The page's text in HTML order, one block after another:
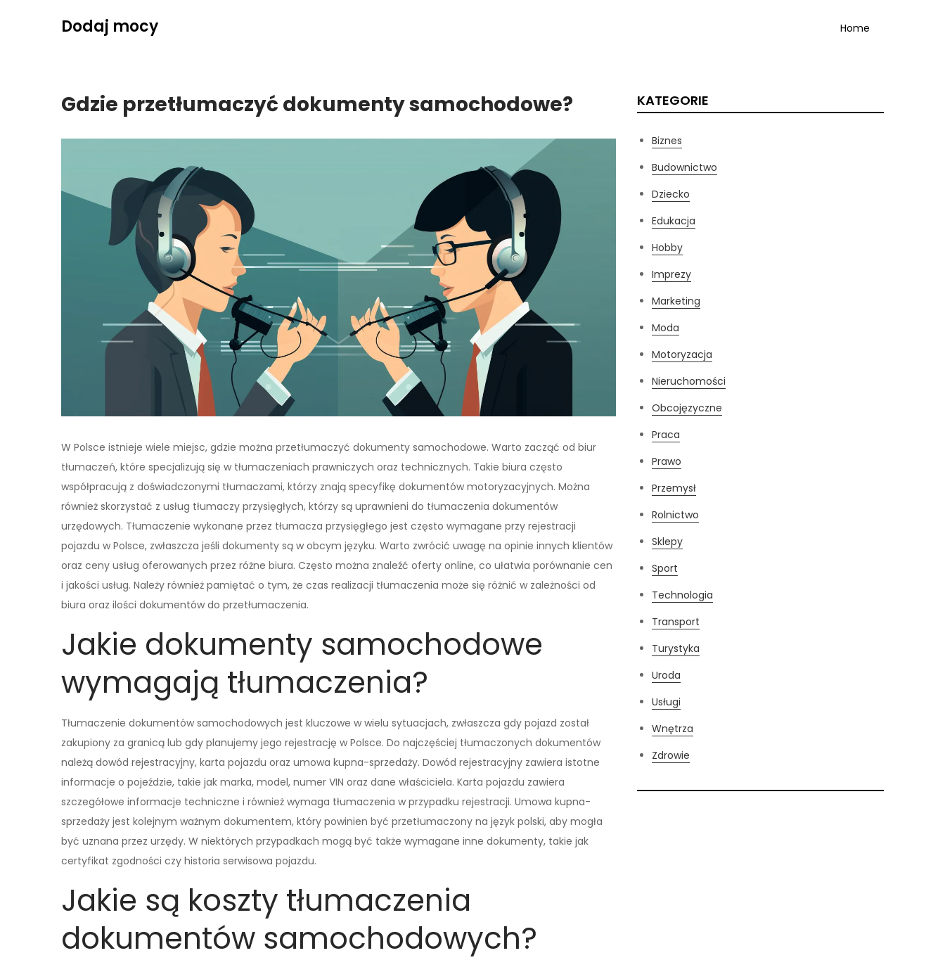
Dodaj mocy Home
Gdzie przetłumaczyć dokumenty samochodowe?
W Polsce istnieje wiele miejsc, gdzie można przetłumaczyć dokumenty samochodowe. Warto zacząć od biur
tłumaczeń, które specjalizują się w tłumaczeniach prawniczych oraz technicznych. Takie biura często
współpracują z doświadczonymi tłumaczami, którzy znają specyfikę dokumentów motoryzacyjnych. Można
również skorzystać z usług tłumaczy przysięgłych, którzy są uprawnieni do tłumaczenia dokumentów
urzędowych. Tłumaczenie wykonane przez tłumacza przysięgłego jest często wymagane przy rejestracji
pojazdu w Polsce, zwłaszcza jeśli dokumenty są w obcym języku. Warto zwrócić uwagę na opinie innych klientów
oraz ceny usług oferowanych przez różne biura. Często można znaleźć oferty online, co ułatwia porównanie cen
i jakości usług. Należy również pamiętać o tym, że czas realizacji tłumaczenia może się różnić w zależności od
biura oraz ilości dokumentów do przetłumaczenia.
Jakie dokumenty samochodowe
wymagają tłumaczenia?
Tłumaczenie dokumentów samochodowych jest kluczowe w wielu sytuacjach, zwłaszcza gdy pojazd został
zakupiony za granicą lub gdy planujemy jego rejestrację w Polsce. Do najczęściej tłumaczonych dokumentów
należą dowód rejestracyjny, karta pojazdu oraz umowa kupna-sprzedaży. Dowód rejestracyjny zawiera istotne
informacje o pojeździe, takie jak marka, model, numer VIN oraz dane właściciela. Karta pojazdu zawiera
szczegółowe informacje techniczne i również wymaga tłumaczenia w przypadku rejestracji. Umowa kupna-
sprzedaży jest kolejnym ważnym dokumentem, który powinien być przetłumaczony na język polski, aby mogła
być uznana przez urzędy. W niektórych przypadkach mogą być także wymagane inne dokumenty, takie jak
certyfikat zgodności czy historia serwisowa pojazdu.
Jakie są koszty tłumaczenia
dokumentów samochodowych?
KATEGORIE
Biznes
Budownictwo
Dziecko
Edukacja
Hobby
Imprezy
Marketing
Moda
Motoryzacja
Nieruchomości
Obcojęzyczne
Praca
Prawo
Przemysł
Rolnictwo
Sklepy
Sport
Technologia
Transport
Turystyka
Uroda
Usługi
Wnętrza
Zdrowie